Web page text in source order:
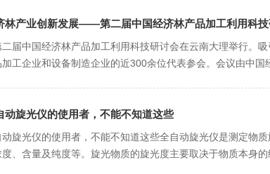
林产业创新发展——第二届中国经济林产品加工利用科
二届中国经济林产品加工利用科技研讨会在云南大理举行。吸引
工企业和设备制造企业的近300余位代表参会。会议由中国
旋光仪的使用者，不能不知道这些
旋光仪的使用者，不能不知道这些全自动旋光仪是测定物质
、含量及纯度等。旋光物质的旋光度主要取决于物质本身的结